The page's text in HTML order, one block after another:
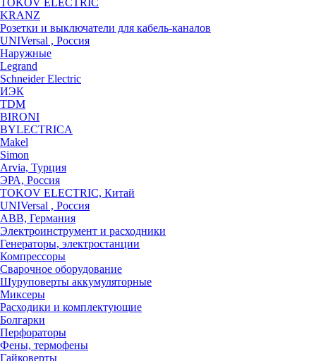
TOKOV ELECTRIC
KRANZ
Розетки и выключатели для кабель-каналов
UNIVersal , Россия
Наружные
Legrand
Schneider Electric
ИЭК
TDM
BIRONI
BYLECTRICA
Makel
Simon
Arvia, Турция
ЭРА, Россия
TOKOV ELECTRIC, Китай
UNIVersal , Россия
ABB, Германия
Электроинструмент и расходники
Генераторы, электростанции
Компрессоры
Сварочное оборудование
Шуруповерты аккумуляторные
Миксеры
Расходики и комплектующие
Болгарки
Перфораторы
Фены, термофены
Гайковерты